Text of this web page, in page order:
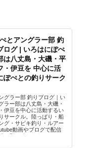
とアングラー部 釣
ログ | いろはにぽぺ
は八丈島・大磯・平
・伊豆を 中心に活
ぽぺとの釣りサーク
グラー部 釣りブログ｜い
ラー部は八丈島・大磯・
伊豆を中心に活動するい
サークル。陸っぱり・船
グ・サビキ釣り・ルアー
動画やブログで配信
お願い致します！